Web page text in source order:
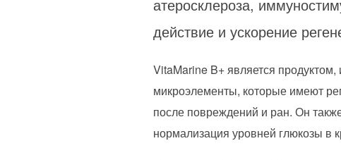
атеросклероза,
действие и ускорение
VitaMarine B+ является
микроэлементы, которые имеют
после повреждений и ран. Он
нормализация уровней глюкозы в